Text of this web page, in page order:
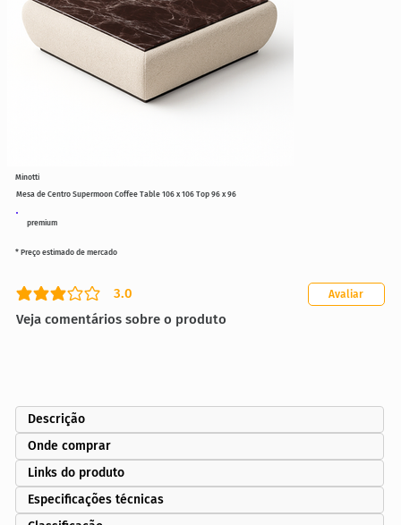
premium
Mesa de Centro Supermoon Coffee Table 106 x 106 Top 96 x 96
3.0
classificação média é 3 de 5
Veja comentários sobre o produto
Avaliar
* Preço estimado de mercado
Minotti
Descrição
Onde comprar
Links do produto
Especificações técnicas